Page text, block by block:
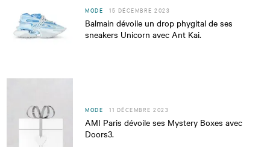
MODE 15 DÉCEMBRE 2023
Balmain dévoile un drop phygital de ses
sneakers Unicorn avec Ant Kai.
MODE 11 DÉCEMBRE 2023
AMI Paris dévoile ses Mystery Boxes avec
Doors3.